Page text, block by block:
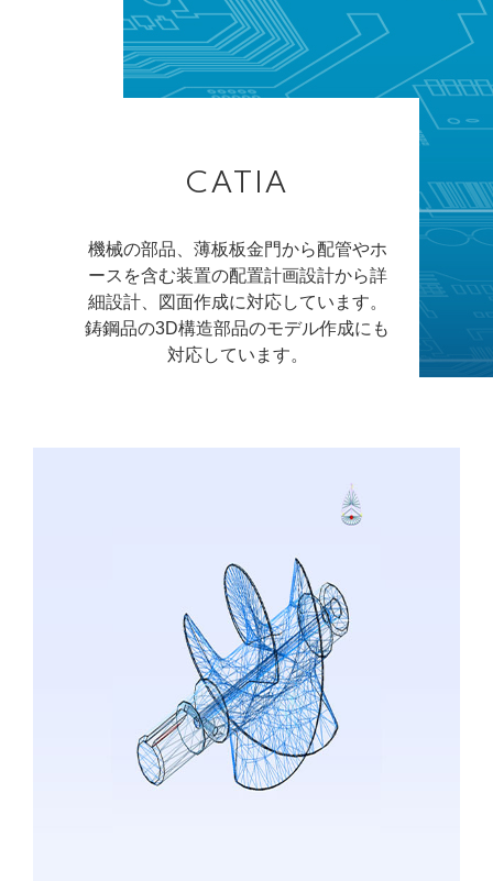
CATIA
機械の部品、薄板板金門から配管やホ
ースを含む装置の配置計画設計から詳
細設計、図面作成に対応しています。
鋳鋼品の3D構造部品のモデル作成にも
対応しています。